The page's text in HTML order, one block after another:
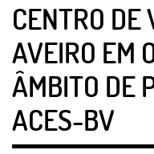
CENTRO DE
AVEIRO EM
ÂMBITO DE
ACES-BV